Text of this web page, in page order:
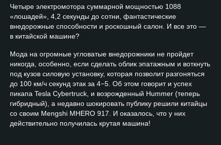
Четыре электромотора суммарной мощностью 1088
«лошадей», 4,2 секунды до сотни, фантастические
внедорожные способности и роскошный салон. И все это —
в китайской машине?
Мода на огромные угловатые внедорожники не пройдет
никогда, особенно, если сделать облик эпатажным и воткнуть
под кузов силовую установку, которая позволит разгоняться
до 100 км/ч секунд этак за 4−5. Об этом говорит и успех
пикапа Tesla Cybertruck, и возрожденный Hummer (теперь
гибридный), а недавно шокировать публику решили китайцы
со своим Mengshi MHERO 917. И оказалось, что у них
действительно получилась крутая машина!